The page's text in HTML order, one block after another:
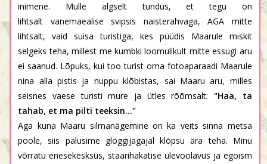
inimene. Mulle algselt tundus, et tegu on
lihtsalt vanemaealise svipsis naisterahvaga, AGA mitte
lihtsalt, vaid suisa turistiga, kes püüdis Maarule miskit
selgeks teha, millest me kumbki loomulikult mitte essugi aru
ei saanud. Lõpuks, kui too turist oma fotoaparaadi Maarule
nina alla pistis ja nuppu klõbistas, sai Maaru aru, milles
seisnes vaese turisti mure ja ütles rõõmsalt: "Haa, ta
tahab, et ma pilti teeksin..."
Aga kuna Maaru silmanägemine on ka veits sinna metsa
poole, siis palusime glöggijagajal klõpsu ära teha. Minu
võrratu enesekesksus, staarihakatise ülevoolavus ja egoism